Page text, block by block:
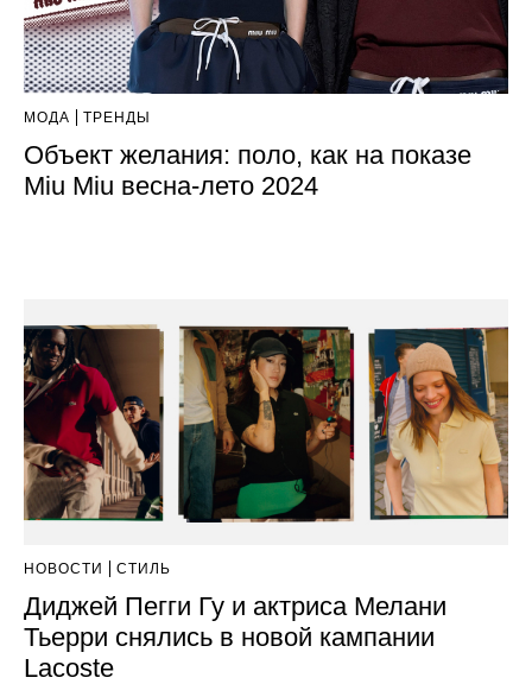
МОДА ТРЕНДЫ
Объект желания: поло, как на показе
Miu Miu весна-лето 2024
НОВОСТИ СТИЛЬ
Диджей Пегги Гу и актриса Мелани
Тьерри снялись в новой кампании
Lacoste